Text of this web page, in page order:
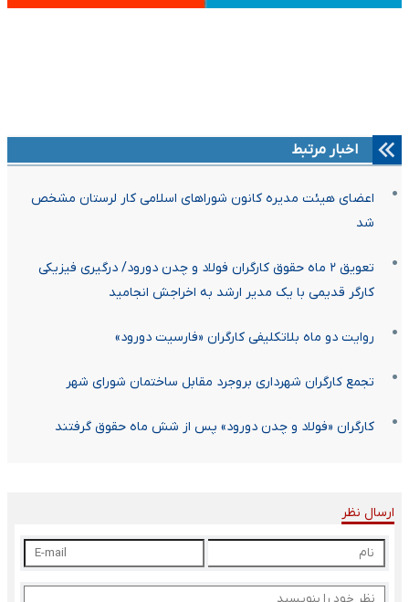
اخبار مرتبط
اعضای هیئت مدیره کانون شوراهای اسلامی کار لرستان مشخص
شد
تعویق ۲ ماه حقوق کارگران فولاد و چدن دورود/ درگیری فیزیکی
کارگر قدیمی با یک مدیر ارشد به اخراجش انجامید
روایت دو ماه بلاتکلیفی کارگران «فارسیت دورود»
تجمع کارگران شهرداری بروجرد مقابل ساختمان شورای شهر
کارگران «فولاد و چدن دورود» پس از شش ماه حقوق گرفتند
ارسال نظر